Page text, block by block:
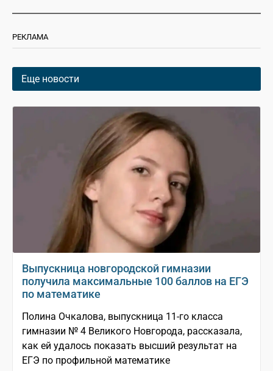
РЕКЛАМА
Еще новости
Выпускница новгородской гимназии
получила максимальные 100 баллов на ЕГЭ
по математике
Полина Очкалова, выпускница 11-го класса
гимназии № 4 Великого Новгорода, рассказала,
как ей удалось показать высший результат на
ЕГЭ по профильной математике